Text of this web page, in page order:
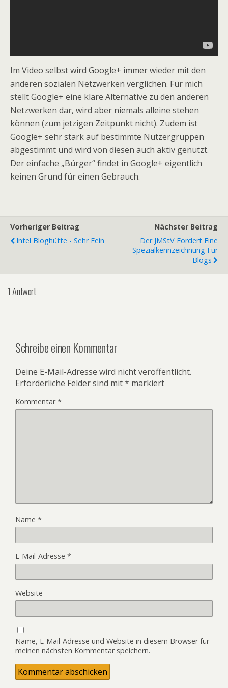
Im Video selbst wird Google+ immer wieder mit den
anderen sozialen Netzwerken verglichen. Für mich
stellt Google+ eine klare Alternative zu den anderen
Netzwerken dar, wird aber niemals alleine stehen
können (zum jetzigen Zeitpunkt nicht). Zudem ist
Google+ sehr stark auf bestimmte Nutzergruppen
abgestimmt und wird von diesen auch aktiv genutzt.
Der einfache „Bürger“ findet in Google+ eigentlich
keinen Grund für einen Gebrauch.
Vorheriger Beitrag
Intel Bloghütte - Sehr Fein
Nächster Beitrag
Der JMStV Fordert Eine
Spezialkennzeichnung Für
Blogs
1 Antwort
Schreibe einen Kommentar
Deine E-Mail-Adresse wird nicht veröffentlicht.
Erforderliche Felder sind mit* markiert
Kommentar*
Name *
E-Mail-Adresse *
Website
Name, E-Mail-Adresse und Website in diesem Browser für
meinen nächsten Kommentar speichern.